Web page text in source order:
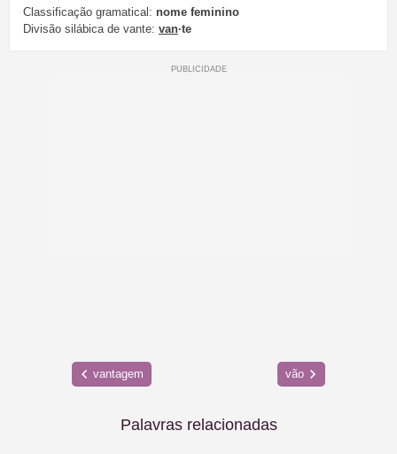
Classificação gramatical: nome feminino
Divisão silábica de vante: van·te
vantagem vão
Palavras relacionadas